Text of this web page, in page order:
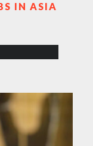
IN ASIA